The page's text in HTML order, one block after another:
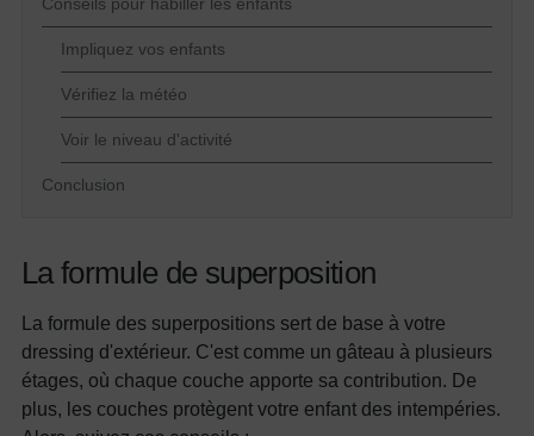
Impliquez vos enfants
Vérifiez la météo
Voir le niveau d'activité
Conclusion
La formule de superposition
La formule des superpositions sert de base à votre
dressing d'extérieur. C'est comme un gâteau à plusieurs
étages, où chaque couche apporte sa contribution. De
plus, les couches protègent votre enfant des intempéries.